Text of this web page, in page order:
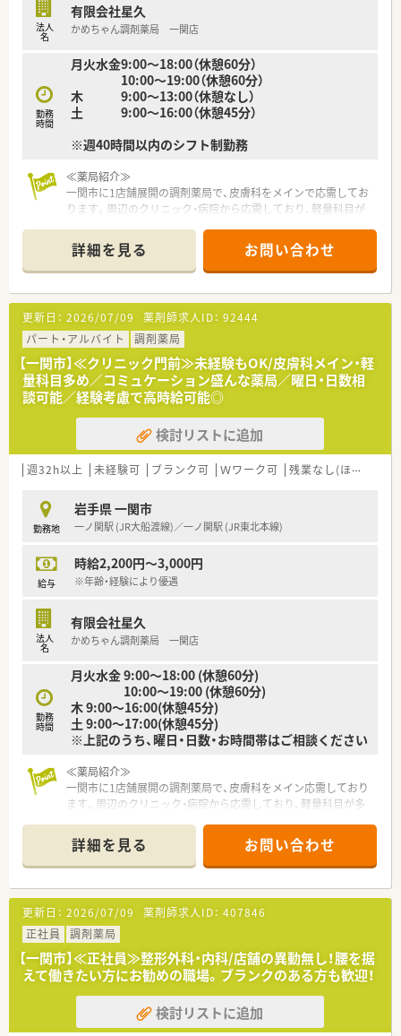
法人
名
有限会社星久
かめちゃん調剤薬局 一関店
勤務
時間
月火水金9:00～18:00（休憩60分）
10:00～19:00（休憩60分）
木 9:00～13:00（休憩なし）
土 9:00～16:00（休憩45分）
※週40時間以内のシフト制勤務
≪薬局紹介≫
一関市に1店舗展開の調剤薬局で、皮膚科をメインで応需してお
ります。周辺のクリニック・病院から応需しており、軽量科目が
また、社長はもともと病院にお勤めでしたので、臨床での経験も
あり、勉強させていただける環境です。
≪コミュケーション盛んな薬局♪≫
ベテランの薬剤師さんが多く、頼れる環境です。
就業中はしっかり仕事をこなし、オフタイムでは、和気あいあい
としている雰囲気です。不安なことや分からないことがあれば、
聞きやすく、教えてもらえる環境のため、未経験の方・経験が浅く
これからスキルを磨いていきたい方・ブランクある方など、幅広
い年代の方を歓迎いたします！
≪転勤なし・長く働きやすい薬局≫
転勤や異動がないため、腰を据えて長く働ける環境です。
調剤室や休憩室が広く、休憩の際もしっかり休めるような環境作
りをしています。
です。
≪こんな方におススメ≫
★テキパキと仕事したい方
★職場の人間関係で悩みたくない方
詳細を見る お問い合わせ
更新日： 2026/07/09 薬剤師求人ID： 92444
パート・アルバイト
調剤薬局
【一関市】≪クリニック門前≫未経験もOK/皮膚科メイン・軽
量科目多め／コミュケーション盛んな薬局／曜日・日数相
談可能／経験考慮で高時給可能◎
検討リストに追加
週32h以上 未経験可 ブランク可 Ｗワーク可 残業なし(ほぼなし含む)
勤務地
岩手県 一関市
一ノ関駅 (JR大船渡線)／一ノ関駅 (JR東北本線)
給与
時給2,200円～3,000円
※年齢・経験により優遇
法人
名
有限会社星久
かめちゃん調剤薬局 一関店
勤務
時間
月火水金 9:00～18:00 (休憩60分)
10:00～19:00 (休憩60分)
木 9:00～16:00(休憩45分)
土 9:00～17:00(休憩45分)
※上記のうち、曜日・日数・お時間帯はご相談ください
≪薬局紹介≫
一関市に1店舗展開の調剤薬局で、皮膚科をメイン応需しており
ます。周辺のクリニック・病院から応需しており、軽量科目が多
また、社長はもともと病院にお勤めでしたので、臨床での経験も
あり、勉強させていただける環境です。
≪コミュケーション盛んな薬局♪≫
ベテランの薬剤師さんが多く、頼れる環境です。
就業中はしっかり仕事をこなし、オフタイムでは、和気あいあい
としている雰囲気です。不安なことや分からないことがあれば、
聞きやすく、教えてもらえる環境のため、未経験の方・経験が浅く
これからスキルを磨いていきたい方・ブランクある方など、幅広
い年代の方を歓迎いたします！
≪転勤なし・長く働きやすい薬局≫
転勤や異動がないため、腰を据えて長く働ける環境です。
詳細を見る お問い合わせ
更新日： 2026/07/09 薬剤師求人ID： 407846
正社員
調剤薬局
【一関市】≪正社員≫整形外科・内科/店舗の異動無し！腰を据
えて働きたい方にお勧めの職場。ブランクのある方も歓迎！
検討リストに追加